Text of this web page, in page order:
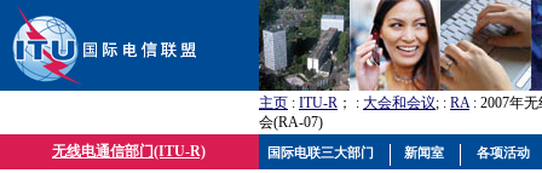
主页 : ITU-R ； : 大会和会议; : RA: 2007年
会(RA-07)
无线电通信部门(ITU-R)
国际电联三大部门 新闻室 各项活动